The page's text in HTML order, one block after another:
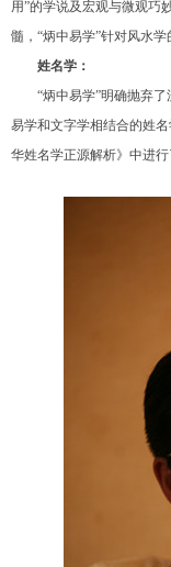
用”的学说及宏观与微观巧
髓，“炳中易学”针对风水
姓名学：
“炳中易学”明确抛弃
易学和文字学相结合的姓
华姓名学正源解析》中进行